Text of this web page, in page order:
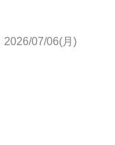
2026/07/06(月)